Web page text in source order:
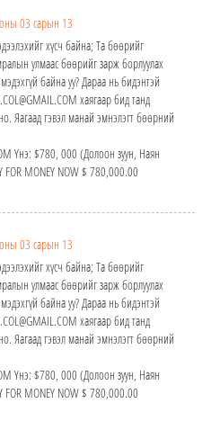
03 сарын 13
хүсч байна; Та бөөрийг
улмаас бөөрийг зарж борлуулах
байна уу? Дараа нь бидэнтэй
хаягаар бид танд
Яагаад гэвэл манай эмнэлэгт бөөрний
Yнэ: $780, 000 (Долоон зуун, Наян
FOR MONEY NOW $ 780,000.00
03 сарын 13
хүсч байна; Та бөөрийг
улмаас бөөрийг зарж борлуулах
байна уу? Дараа нь бидэнтэй
хаягаар бид танд
Яагаад гэвэл манай эмнэлэгт бөөрний
Yнэ: $780, 000 (Долоон зуун, Наян
FOR MONEY NOW $ 780,000.00